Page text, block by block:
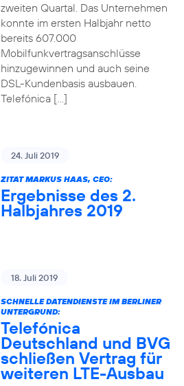
zweiten Quartal. Das Unternehmen
konnte im ersten Halbjahr netto
bereits 607.000
Mobilfunkvertragsanschlüsse
hinzugewinnen und auch seine
DSL-Kundenbasis ausbauen.
Telefónica […]
24. Juli 2019
ZITAT MARKUS HAAS, CEO:
Ergebnisse des 2.
Halbjahres 2019
18. Juli 2019
SCHNELLE DATENDIENSTE IM BERLINER
UNTERGRUND:
Telefónica
Deutschland und BVG
schließen Vertrag für
weiteren LTE-Ausbau